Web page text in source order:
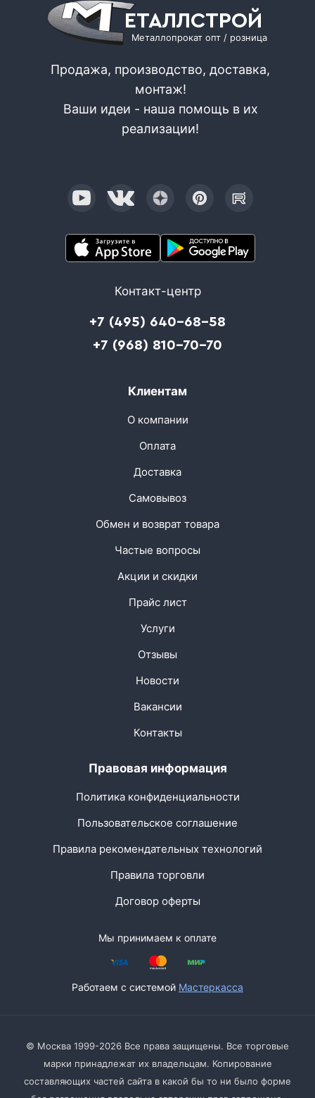
ЕТАЛЛСТРОЙ
Металлопрокат опт / розница
Продажа, производство, доставка,
монтаж!
Ваши идеи - наша помощь в их
реализации!
Контакт-центр
+7 (495) 640-68-58
+7 (968) 810-70-70
Клиентам
О компании
Оплата
Доставка
Самовывоз
Обмен и возврат товара
Частые вопросы
Акции и скидки
Прайс лист
Услуги
Отзывы
Новости
Вакансии
Контакты
Правовая информация
Политика конфиденциальности
Пользовательское соглашение
Правила рекомендательных технологий
Правила торговли
Договор оферты
Мы принимаем к оплате
Работаем с системой Мастеркасса
© Москва 1999-2026 Все права защищены. Все торговые
марки принадлежат их владельцам. Копирование
составляющих частей сайта в какой бы то ни было форме